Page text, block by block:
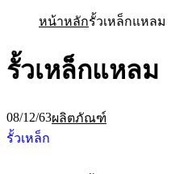
หน้าหลักรั้วเหล็กแหลม
รั้วเหล็กแหลม
08/12/63ผลิตภัณฑ์
รั้วเหล็ก